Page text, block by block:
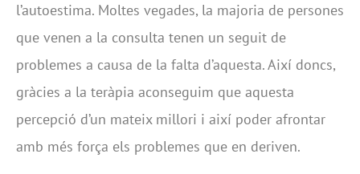
l’autoestima. Moltes vegades, la majoria de persones
que venen a la consulta tenen un seguit de
problemes a causa de la falta d’aquesta. Així doncs,
gràcies a la teràpia aconseguim que aquesta
percepció d’un mateix millori i així poder afrontar
amb més força els problemes que en deriven.